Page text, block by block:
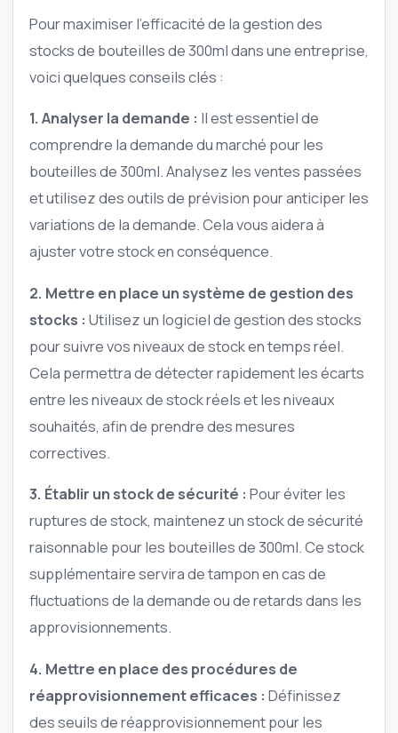
Pour maximiser l’efficacité de la gestion des
stocks de bouteilles de 300ml dans une entreprise,
voici quelques conseils clés :
1. Analyser la demande : Il est essentiel de
comprendre la demande du marché pour les
bouteilles de 300ml. Analysez les ventes passées
et utilisez des outils de prévision pour anticiper les
variations de la demande. Cela vous aidera à
ajuster votre stock en conséquence.
2. Mettre en place un système de gestion des
stocks : Utilisez un logiciel de gestion des stocks
pour suivre vos niveaux de stock en temps réel.
Cela permettra de détecter rapidement les écarts
entre les niveaux de stock réels et les niveaux
souhaités, afin de prendre des mesures
correctives.
3. Établir un stock de sécurité : Pour éviter les
ruptures de stock, maintenez un stock de sécurité
raisonnable pour les bouteilles de 300ml. Ce stock
supplémentaire servira de tampon en cas de
fluctuations de la demande ou de retards dans les
approvisionnements.
4. Mettre en place des procédures de
réapprovisionnement efficaces : Définissez
des seuils de réapprovisionnement pour les